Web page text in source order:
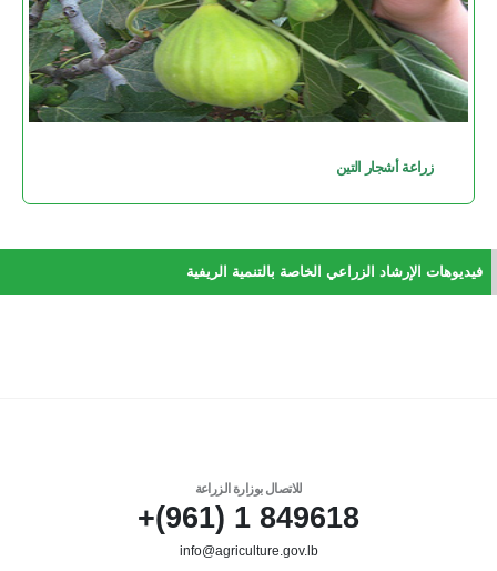
زراعة أشجار التين
فيديوهات الإرشاد الزراعي الخاصة بالتنمية الريفية
للاتصال بوزارة الزراعة
849618 1 (961)+
info@agriculture.gov.lb